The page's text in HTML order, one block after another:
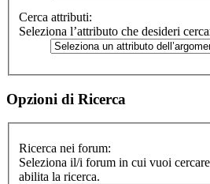
Cerca attributi:
Seleziona l’attributo che desideri
Opzioni di Ricerca
Ricerca nei forum:
Seleziona il/i forum in cui vuoi
abilita la ricerca.